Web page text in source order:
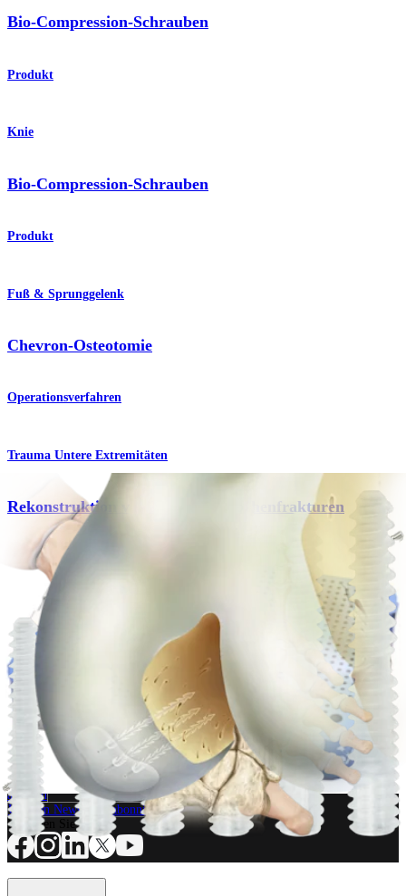
Bio-Compression-Schrauben
Produkt
Knie
Bio-Compression-Schrauben
Produkt
Fuß & Sprunggelenk
Chevron-Osteotomie
Operationsverfahren
Trauma Untere Extremitäten
Rekonstruktion von Mittelfußknochenfrakturen
Operationsverfahren
Knie
OCD-Fixierung
Operationsverfahren
Wie können wir Ihnen helfen?
Medizinproduktberater:in kontaktieren
Veranstaltungen, Lab-Vorführungen und Schulungsmöglichkeiten
ansehen
Unseren Newsletter abonnieren
Besuchen Sie uns